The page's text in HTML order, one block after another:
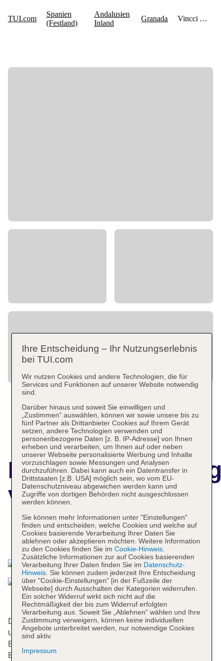
Vincci Albayzín
Das bietet Ihre Unterkunft
Die 104 Zimmer, die 3 Junior-Suiten, die 4 Einzel-
und die 67 Doppelzimmer verteilen sich auf 4
Etagen und sind über einen Aufzug erreichbar.
Englisch- und französischsprachiges Personal an
Ihre Entscheidung – Ihr Nutzungserlebnis
bei TUI.com
Wir nutzen Cookies und andere Technologien, die für
Services und Funktionen auf unserer Website notwendig
sind.
Darüber hinaus und soweit Sie einwilligen und
„Zustimmen“ auswählen, können wir sowie unsere bis zu
fünf Partner als Drittanbieter Cookies auf Ihrem Gerät
setzen, andere Technologien verwenden und
personenbezogene Daten [z. B. IP-Adresse] von Ihnen
erheben und verarbeiten, um Ihnen auf oder neben
unserer Webseite personalisierte Werbung und Inhalte
vorzuschlagen sowie Messungen und Analysen
durchzuführen. Dabei kann auch ein Datentransfer in
Drittstaaten [z.B. USA] möglich sein, wo vom EU-
Datenschutzniveau abgewichen werden kann und
Zugriffe von dortigen Behörden nicht ausgeschlossen
werden können.
Sie können mehr Informationen unter "Einstellungen"
finden und entscheiden, welche Cookies und welche auf
Cookies basierende Verarbeitung Ihrer Daten Sie
ablehnen oder akzeptieren möchten. Weitere Information
zu den Cookies finden Sie im Cookie-Hinweis.
Zusätzliche Informationen zur auf Cookies basierenden
Verarbeitung Ihrer Daten finden Sie im Datenschutz-
Hinweis. Sie können zudem jederzeit Ihre Entscheidung
über "Cookie-Einstellungen" [in der Fußzeile der
Webseite] durch Ausschalten der Kategorien widerrufen.
Ein solcher Widerruf wirkt sich nicht auf die
Rechtmäßigkeit der bis zum Widerruf erfolgten
Verarbeitung aus. Soweit Sie „Ablehnen“ wählen und Ihre
Zustimmung verweigern, können keine individuellen
Angebote unterbreitet werden, nur notwendige Cookies
sind aktiv.
Impressum